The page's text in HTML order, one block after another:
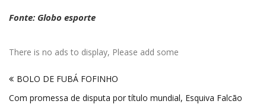
Fonte: Globo esporte
There is no ads to display, Please add some
deBOLO DE FUBÁ FOFINHO
Com promessa de disputa por título mundial, Esquiva Falcão